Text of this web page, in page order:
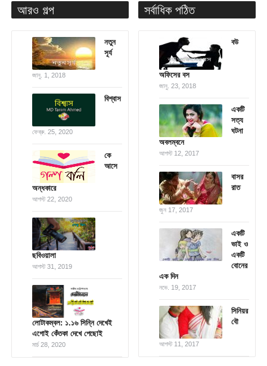
আরও গল্প
নতুন
সূর্য
জানু. 1, 2018
বিশ্বাস
ফেব্রু. 25, 2020
কে
আসে
অন্ধকারে
আগস্ট 22, 2020
ছবিওয়ালা
আগস্ট 31, 2019
লোটাকম্বল: ১.১৬ সিন্নি দেখেই
এগোই কেঁতকা দেখে পেছোই
মার্চ 28, 2020
সর্বাধিক পঠিত
বউ
অফিসের বস
জানু. 23, 2018
একটি
সত্য
ঘটনা
অবলম্বনে
আগস্ট 12, 2017
বাসর
রাত
জুন 17, 2017
একটি
ভাই ও
একটি
বোনের
এক দিন
নভে. 19, 2017
সিনিয়র
বৌ
আগস্ট 11, 2017